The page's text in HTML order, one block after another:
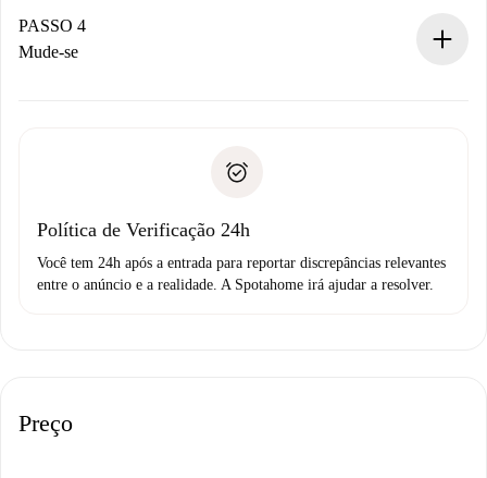
proprietário.
Se recusada: não cobraremos nada e ofereceremos
Débito direto bancário
PASSO 4
Mude-se
não comunicar nenhum problema.
Política de Verificação 24h
Você tem 24h após a entrada para reportar discrepâncias relevantes
entre o anúncio e a realidade. A Spotahome irá ajudar a resolver.
Preço